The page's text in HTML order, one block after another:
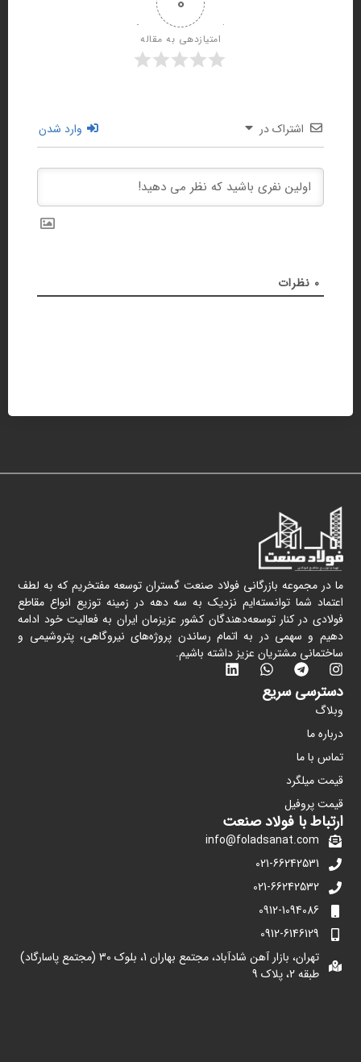
امتیازدهی به مقاله
اشتراک در وارد شدن
0 نظرات
ما در مجموعه بازرگانی فولاد صنعت گستران توسعه مفتخریم که به لطف
اعتماد شما توانسته‌ایم نزدیک به سه دهه در زمینه توزیع انواع مقاطع
فولادی در کنار توسعه‌دهندگان کشور عزیزمان ایران به فعالیت خود ادامه
دهیم و سهمی در به اتمام رساندن پروژه‌های نیروگاهی، پتروشیمی و
ساختمانی مشتریان عزیز داشته باشیم.
دسترسی سریع
وبلاگ
درباره ما
تماس با ما
قیمت میلگرد
قیمت پروفیل
ارتباط با فولاد صنعت
info@foladsanat.com
021-66242531
021-66242532
0912-1094086
0912-6146129
تهران، بازار آهن شادآباد، مجتمع بهاران 1، بلوک 30 (مجتمع پاسارگاد)
طبقه 2، پلاک 9